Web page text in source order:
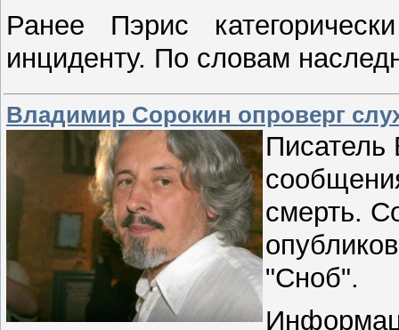
Ранее Пэрис
инциденту. По словам
Владимир Сорокин опроверг
Писатель
смерть.
"Сноб".